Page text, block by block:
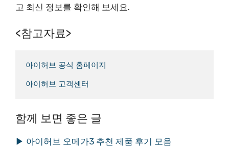
고 최신 정보를 확인해 보세요.
<참고자료>
아이허브 고객센터
함께 보면 좋은 글
▶ 아이허브 오메가3 추천 제품 후기 모음